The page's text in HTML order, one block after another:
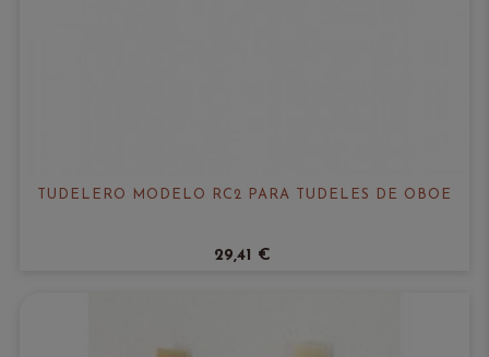
TUDELERO MODELO RC2 PARA TUDELES DE OBOE
29,41 €